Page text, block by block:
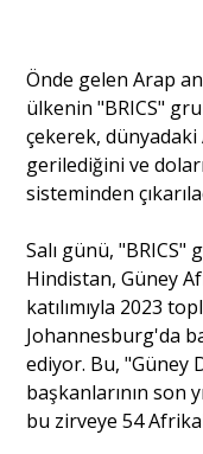
Önde gelen Arap
ülkenin "BRICS"
çekerek, dünyadaki
gerilediğini ve
sisteminden
Salı günü,
Hindistan, Güney
katılımıyla 2023
Johannesburg'da
ediyor. Bu, "Güney
başkanlarının son
bu zirveye 54